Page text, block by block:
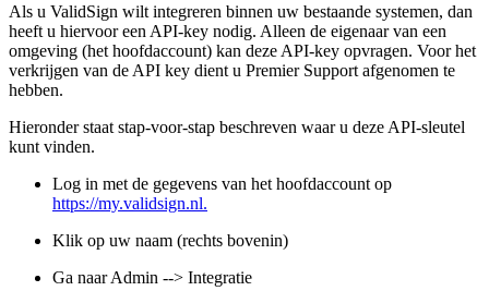
Als u ValidSign wilt integreren binnen uw bestaande systemen, dan
heeft u hiervoor een API-key nodig. Alleen de eigenaar van een
omgeving (het hoofdaccount) kan deze API-key opvragen. Voor het
verkrijgen van de API key dient u Premier Support afgenomen te
hebben.
Hieronder staat stap-voor-stap beschreven waar u deze API-sleutel
kunt vinden.
Log in met de gegevens van het hoofdaccount op
https://my.validsign.nl.
Klik op uw naam (rechts bovenin)
Ga naar Admin --> Integratie